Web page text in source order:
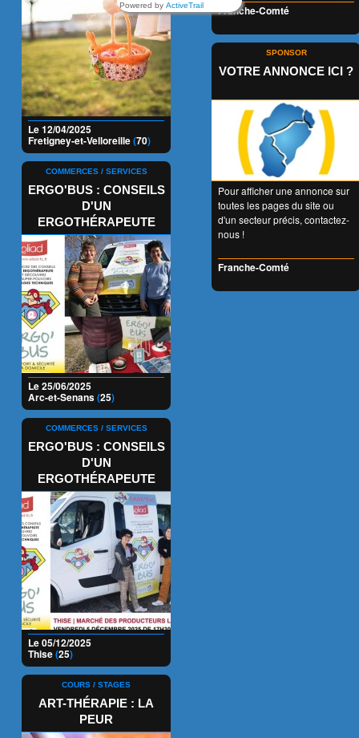
Le 12/04/2025
Fretigney-et-Velloreille(70)
COMMERCES / SERVICES
ERGO'BUS : CONSEILS
D'UN
ERGOTHÉRAPEUTE
Le 25/06/2025
Arc-et-Senans(25)
COMMERCES / SERVICES
ERGO'BUS : CONSEILS
D'UN
ERGOTHÉRAPEUTE
Le 05/12/2025
Thise(25)
COURS / STAGES
ART-THÉRAPIE : LA
PEUR
Franche-Comté
SPONSOR
VOTRE ANNONCE ICI ?
Pour afficher une annonce sur
toutes les pages du site ou
d'un secteur précis, contactez-
nous !
Franche-Comté
Powered by ActiveTrail